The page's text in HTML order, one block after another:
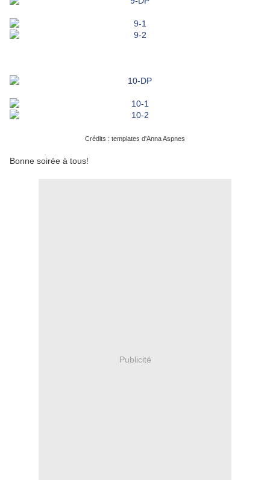
Crédits : templates d'Anna Aspnes
Bonne soirée à tous!
Publicité